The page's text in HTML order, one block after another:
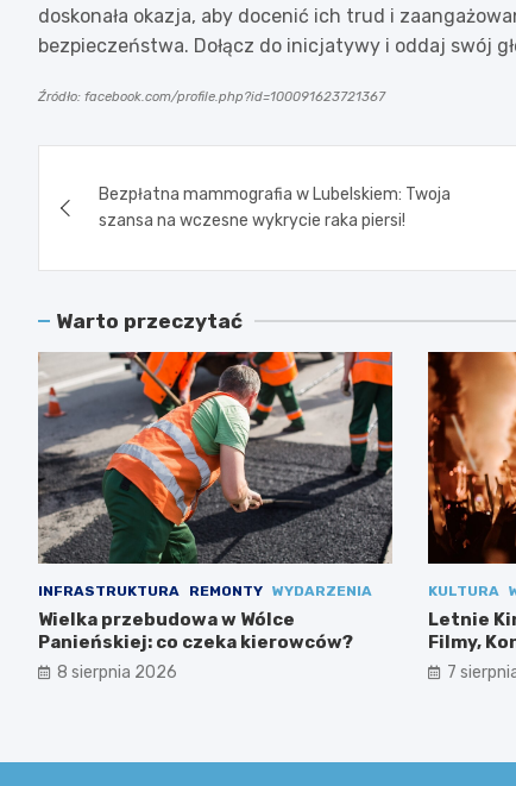
doskonała okazja, aby docenić ich trud i
bezpieczeństwa. Dołącz do inicjatywy i oddaj swój
Źródło: facebook.com/profile.php?id=100091623721367
wpisuBezpłatna mammografia w Lubelskiem: Twoja
szansa na wczesne wykrycie raka piersi!
Warto przeczytać
INFRASTRUKTURA REMONTY WYDARZENIA
Wielka przebudowa w Wólce
Panieńskiej: co czeka kierowców?
8 sierpnia 2026
KULTURA
Letnie
Filmy,
7